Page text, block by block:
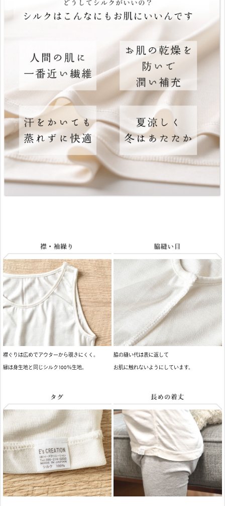
襟ぐりは広めでアウターから覗きにくく。
縁は身生地と同じシルク100％生地。
脇の縫い代は表に返して
お肌に触れないようにしています。